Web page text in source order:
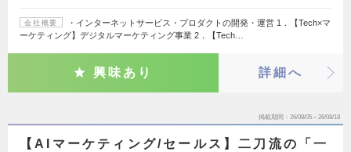
会社概要
・インターネットサービス・プロダクトの開発・運営 1．【Tech×マ
ーケティング】デジタルマーケティング事業 2．【Tech…
興味あり 詳細へ
掲載期間 26/08/05～26/08/18
【AIマーケティング/セールス】二刀流の「一